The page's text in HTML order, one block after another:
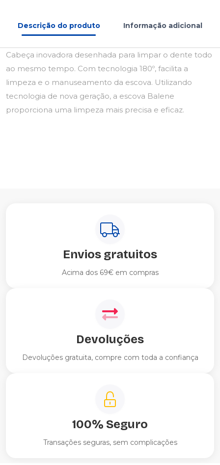
Descrição do produto Informação adicional
Cabeça inovadora desenhada para limpar o dente todo
ao mesmo tempo. Com tecnologia 180º, facilita a
limpeza e o manuseamento da escova. Utilizando
tecnologia de nova geração, a escova Balene
proporciona uma limpeza mais precisa e eficaz.
Envios gratuitos
Acima dos 69€ em compras
Devoluções
Devoluções gratuita, compre com toda a confiança
100% Seguro
Transações seguras, sem complicações